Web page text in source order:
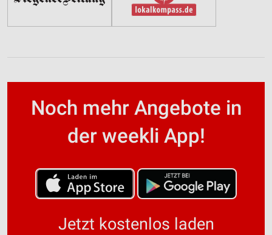
Noch mehr Angebote in
der weekli App!
Jetzt kostenlos laden